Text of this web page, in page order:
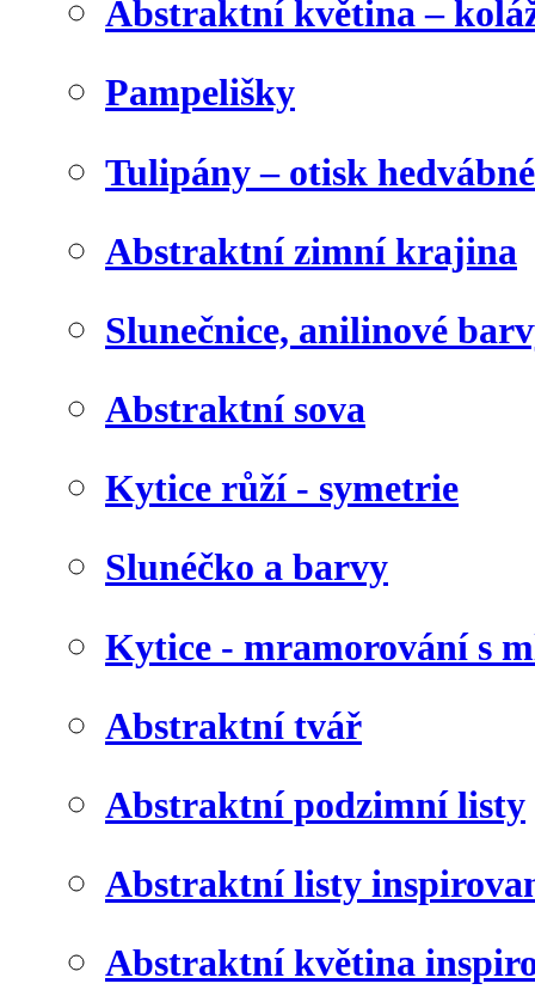
Abstraktní květina –
Pampelišky
Tulipány – otisk
Abstraktní zimní krajina
Slunečnice, anilinové
Abstraktní sova
Kytice růží - symetrie
Slunéčko a barvy
Kytice - mramorování s
Abstraktní tvář
Abstraktní podzimní listy
Abstraktní listy
Abstraktní květina